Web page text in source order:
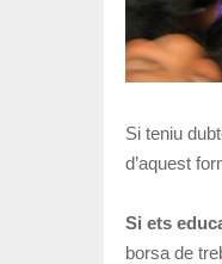
Si teniu
d’aquest
Si ets
borsa de